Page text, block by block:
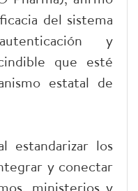
del sistema
y
que esté
estatal de
estandarizar los
y conectar
ministerios y